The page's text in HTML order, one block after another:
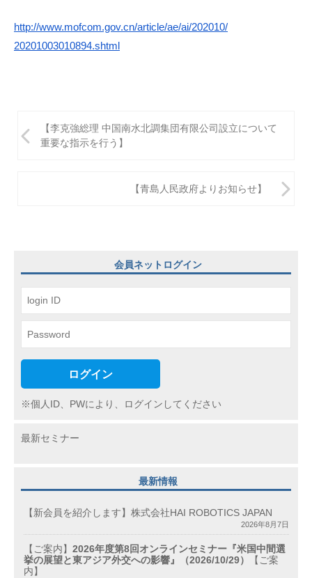
http://www.mofcom.gov.cn/article/ae/ai/202010/
20201003010894.shtml
稿
ン
【李克強総理 中国南水北調集団有限公司設立について
重要な指示を行う】
【青島人民政府よりお知らせ】
会員ネットログイン
ログイン
※個人ID、PWにより、ログインしてください
最新セミナー
最新情報
【新会員を紹介します】株式会社HAI ROBOTICS JAPAN
2026年8月7日
【ご案内】 2026年度第8回オンラインセミナー『米国中間選
挙の展望と東アジア外交への影響』（2026/10/29）
【ご案
内】